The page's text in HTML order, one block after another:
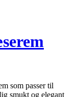
som passer til
smukt og elegant